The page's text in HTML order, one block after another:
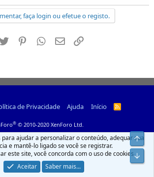
faça login ou efetue o registo.
Twitter PinterestWhatsapp
Email
de Privacidade Ajuda Início
R
® © 2010-2020 XenForo Ltd.
para ajudar a personalizar o conteúdo, adequar sua
e mantê-lo ligado se você se registrar.
este site, você concorda com o uso de cookies.
Aceitar
Saber mais...
Top